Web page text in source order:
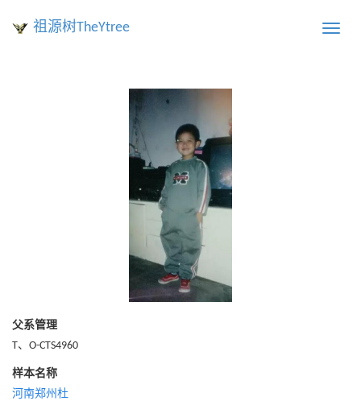
Toggle
祖源树TheYtree
父系管理
T、O-CTS4960
样本名称
河南郑州杜